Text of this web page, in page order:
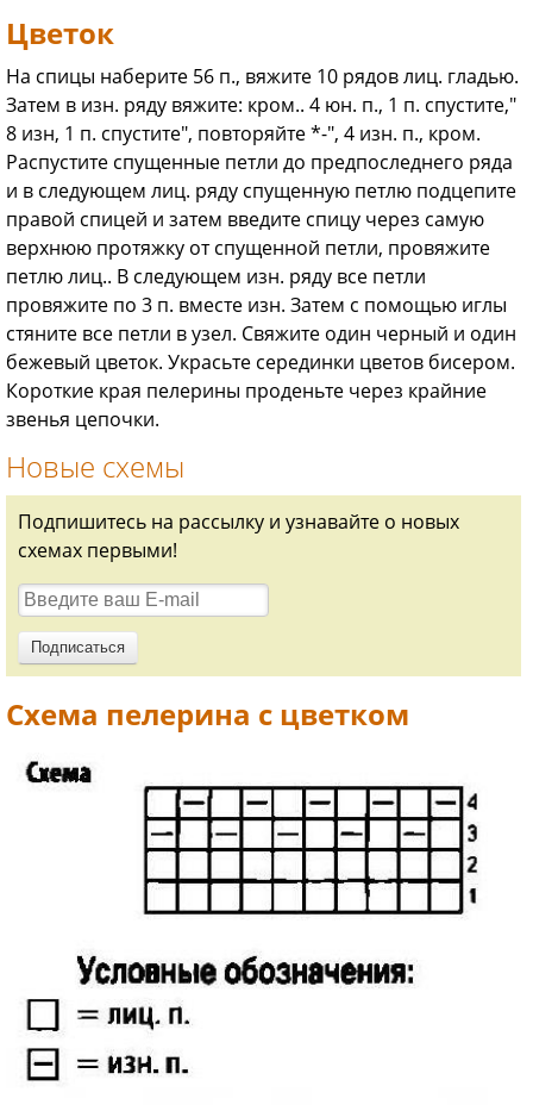
Цветок
На спицы наберите 56 п., вяжите 10 рядов лиц. гладью.
Затем в изн. ряду вяжите: кром.. 4 юн. п., 1 п. спустите,"
8 изн, 1 п. спустите", повторяйте *-", 4 изн. п., кром.
Распустите спущенные петли до предпоследнего ряда
и в следующем лиц. ряду спущенную петлю подцепите
правой спицей и затем введите спицу через самую
верхнюю протяжку от спущенной петли, провяжите
петлю лиц.. В следующем изн. ряду все петли
провяжите по 3 п. вместе изн. Затем с помощью иглы
стяните все петли в узел. Свяжите один черный и один
бежевый цветок. Украсьте серединки цветов бисером.
Короткие края пелерины проденьте через крайние
звенья цепочки.
Новые схемы
Подпишитесь на рассылку и узнавайте о новых
схемах первыми!
Схема пелерина с цветком